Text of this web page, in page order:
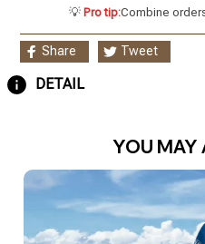
💡 Pro tip:Combine
Share Tweet
DETAIL
YOU MAY